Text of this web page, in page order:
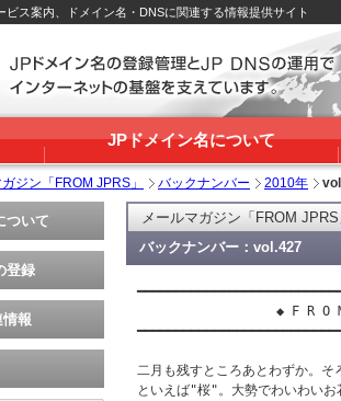
ビス案内、ドメイン名・DNSに関連する情報提供サイト
JPドメイン名について
ジン「FROM JPRS」 バックナンバー 2010年
メールマガジン「FROM
バックナンバー：vol.427
◆ F R O M　J P
二月も残すところあとわずか。
といえば"桜"。大勢でわいわい
ついて
登録
情報